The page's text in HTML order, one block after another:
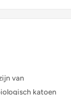
van
katoen